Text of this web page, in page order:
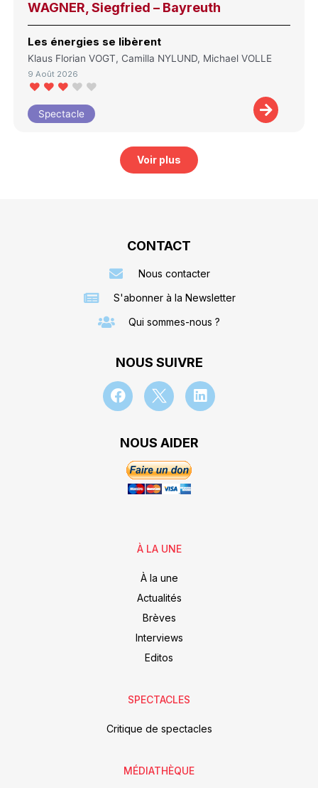
WAGNER, Siegfried – Bayreuth
Les énergies se libèrent
Klaus Florian VOGT, Camilla NYLUND, Michael VOLLE
9 Août 2026
Spectacle
Voir plus
CONTACT
Nous contacter
S'abonner à la Newsletter
Qui sommes-nous ?
NOUS SUIVRE
NOUS AIDER
À LA UNE
À la une
Actualités
Brèves
Interviews
Editos
SPECTACLES
Critique de spectacles
MÉDIATHÈQUE